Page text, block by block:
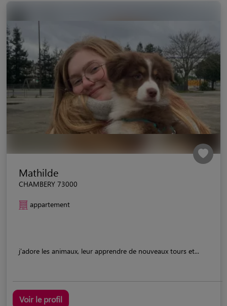
Mathilde
CHAMBERY 73000
appartement
j'adore les animaux, leur apprendre de nouveaux tours et...
Voir le profil